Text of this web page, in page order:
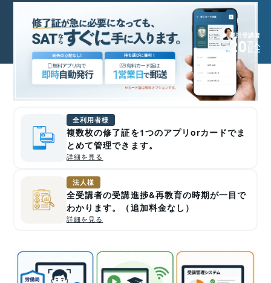
累計受講者
20万人
以上
全利用者様
複数枚の修了証を1つのアプリorカードでま
とめて管理できます。
詳細を見る
法人様
全受講者の受講進捗&再教育の時期が一目で
わかります。（追加料金なし）
詳細を見る